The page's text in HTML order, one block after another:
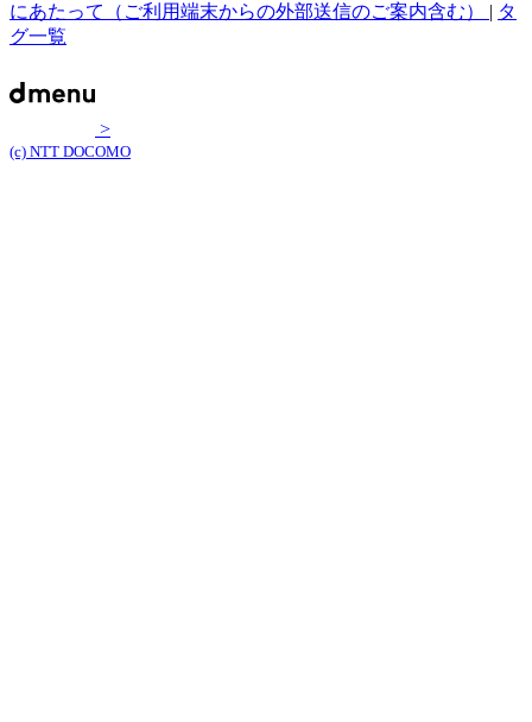
にあたって（ご利用端末からの外部送信のご案内含む）
タ
グ一覧
>
(c) NTT DOCOMO